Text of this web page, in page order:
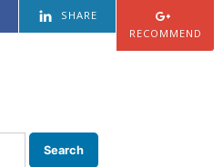
SHARE
RECOMMEND